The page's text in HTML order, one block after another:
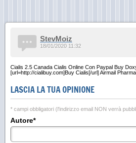
StevMoiz
Cialis 2.5 Canada Cialis Online Con Paypal Buy
[url=http://cialibuy.com]Buy Cialis[/url] Airmail
18/01/2020 11:32
LASCIA LA TUA OPINIONE
* campi obbligatori (l'indirizzo email NON verrà
Autore*